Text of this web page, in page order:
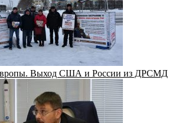
Выход США и России из ДРСМД